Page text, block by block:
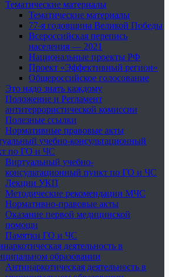
Тематические материалы
Тематические материалы
77-я годовщина Великой Победы
Всероссийская перепись
населения — 2021
Национальные проекты РФ
Проект «Эффективный регион»
Общероссийское голосование
Это надо знать каждому
Положение и Регламент
антитеррористической комиссии
Полезные ссылки
Нормативные правовые акты
учебно-консультационный
по ГО и ЧС
Виртуальный учебно-
консультационный пункт по ГО и ЧС
Лекции УКП
Методические рекомендации МЧС
Нормативно-правовые акты
Оказание первой медицинской
помощи
Памятки ГО и ЧС
деятельность в
образовании
Антинаркотическая деятельность в